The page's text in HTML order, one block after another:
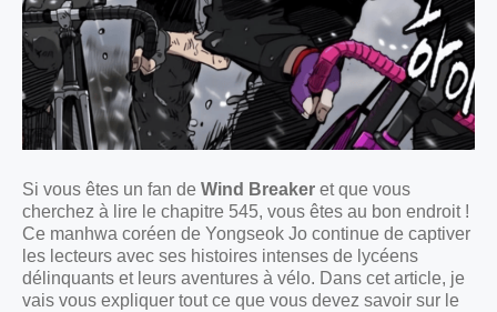
Si vous êtes un fan de Wind Breaker et que vous
cherchez à lire le chapitre 545, vous êtes au bon endroit !
Ce manhwa coréen de Yongseok Jo continue de captiver
les lecteurs avec ses histoires intenses de lycéens
délinquants et leurs aventures à vélo. Dans cet article, je
vais vous expliquer tout ce que vous devez savoir sur le